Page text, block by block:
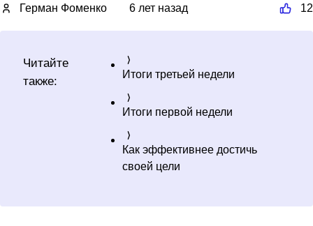
Герман Фоменко 6 лет назад 12
Читайте
также:
Итоги третьей недели
Итоги первой недели
Как эффективнее достичь
своей цели